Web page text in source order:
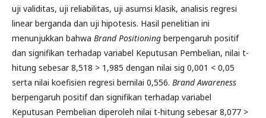
uji validitas, uji reliabilitas, uji asumsi klasik, analisis regresi
linear berganda dan uji hipotesis. Hasil penelitian ini
menunjukkan bahwa Brand Positioning berpengaruh positif
dan signifikan terhadap variabel Keputusan Pembelian, nilai t-
hitung sebesar 8,518 > 1,985 dengan nilai sig 0,001 < 0,05
serta nilai koefisien regresi bernilai 0,556. Brand Awareness
berpengaruh positif dan signifikan terhadap variabel
Keputusan Pembelian diperoleh nilai t-hitung sebesar 8,077 >